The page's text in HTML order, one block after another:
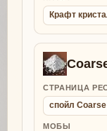
Крафт
СТРАНИЦА
спойл
МОБЫ